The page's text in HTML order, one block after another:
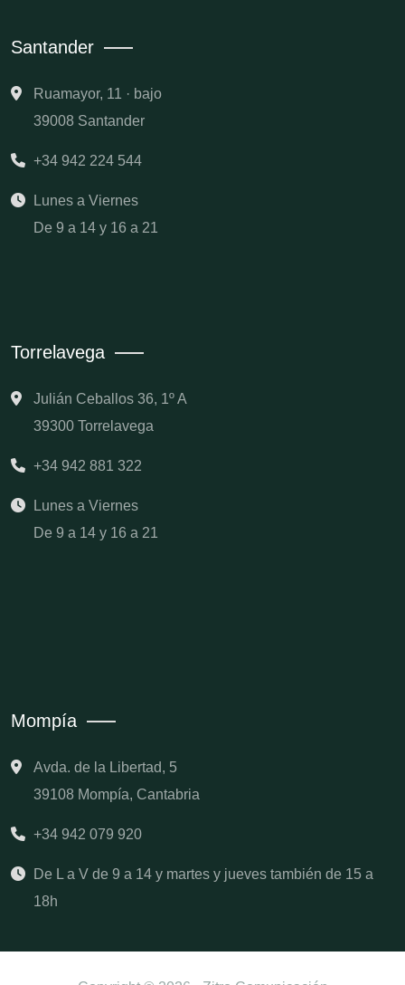
Santander
Ruamayor, 11 · bajo
39008 Santander
+34 942 224 544
Lunes a Viernes
De 9 a 14 y 16 a 21
Torrelavega
Julián Ceballos 36, 1º A
39300 Torrelavega
+34 942 881 322
Lunes a Viernes
De 9 a 14 y 16 a 21
Mompía
Avda. de la Libertad, 5
39108 Mompía, Cantabria
+34 942 079 920
De L a V de 9 a 14 y martes y jueves también de 15 a
18h